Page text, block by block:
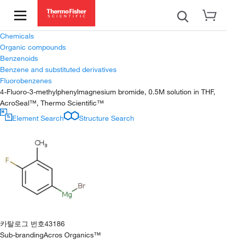
Chemicals
Organic compounds
Benzenoids
Benzene and substituted derivatives
Fluorobenzenes
4-Fluoro-3-methylphenylmagnesium bromide, 0.5M solution in THF,
AcroSeal™, Thermo Scientific™
Element Search
Structure Search
카탈로그 번호43186
Sub-brandingAcros Organics™